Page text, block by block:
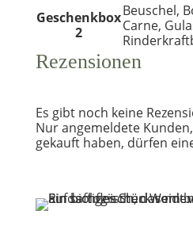
Geschenkbox
2
Beuschel,
Carne,
Rezensionen
Es gibt noch keine
Nur angemeldete
gekauft haben, dürfen